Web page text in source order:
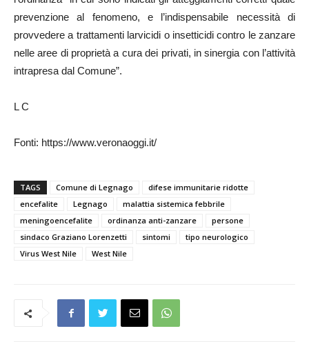
prevenzione al fenomeno, e l’indispensabile necessità di
provvedere a trattamenti larvicidi o insetticidi contro le zanzare
nelle aree di proprietà a cura dei privati, in sinergia con l’attività
intrapresa dal Comune”.
L C
Fonti: https://www.veronaoggi.it/
TAGS Comune di Legnago
difese immunitarie ridotte
encefalite
Legnago
malattia sistemica febbrile
meningoencefalite
ordinanza anti-zanzare
persone
sindaco Graziano Lorenzetti
sintomi
tipo neurologico
Virus West Nile
West Nile